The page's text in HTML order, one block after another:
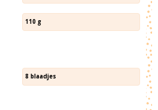
110 g
8 blaadjes